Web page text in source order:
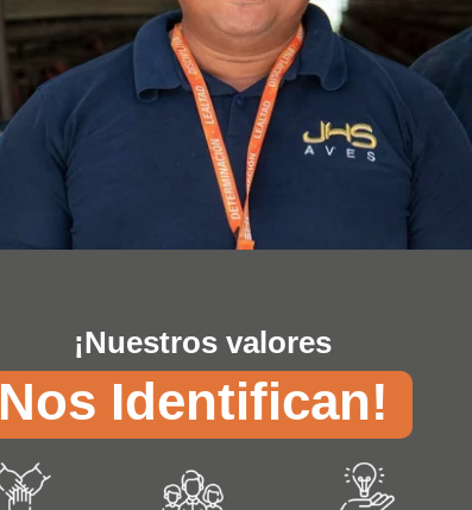
¡Nuestros valores
Nos Identifican!